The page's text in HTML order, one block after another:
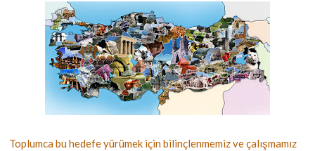
Toplumca bu hedefe yürümek için bilinçlenmemiz ve çalışmamız